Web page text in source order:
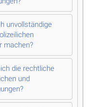
unvollständige
machen?
die rechtliche
und